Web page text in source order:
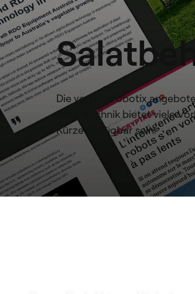
Die von Ecorobotix
Sprühtechnik bietet viele
Kürze verfügbar sein.